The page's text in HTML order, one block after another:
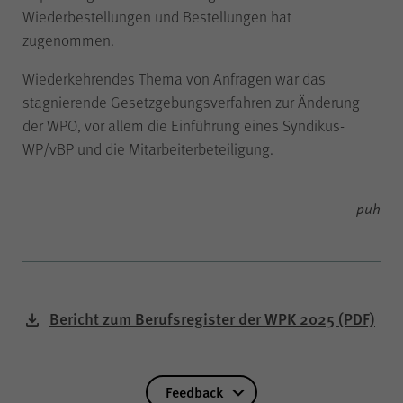
Wiederbestellungen und Bestellungen hat
zugenommen.
Wiederkehrendes Thema von Anfragen war das
stagnierende Gesetzgebungsverfahren zur Änderung
der WPO, vor allem die Einführung eines Syndikus-
WP/vBP und die Mitarbeiterbeteiligung.
puh
Bericht zum Berufsregister der WPK 2025 (PDF)
Feedback
der Internetseite (WPK Börsen,
Shop sowie Veranstaltungen der
Name cookie_optin
Zweck
Speichern Ihrer bezüglich der
Cookies auf der Internetseite der